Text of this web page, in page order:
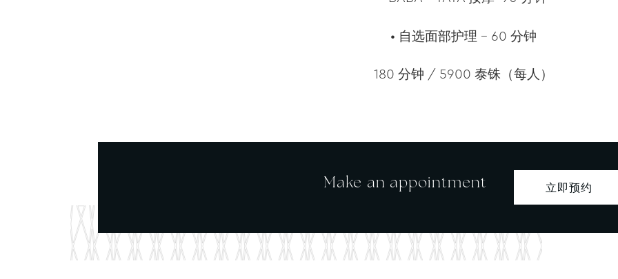
• 自选面部护理 – 60 分钟
180 分钟 / 5900 泰铢（每人）
Make an appointment 立即预约